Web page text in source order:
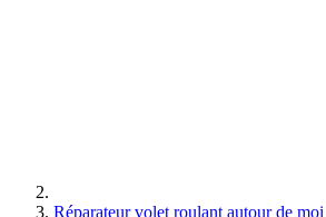
Réparateur volet roulant autour de moi